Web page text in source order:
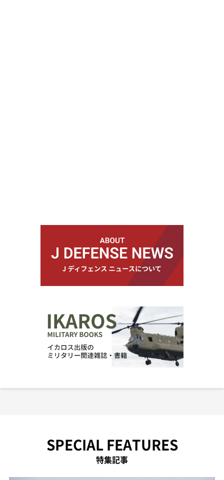
SPECIAL FEATURES
特集記事